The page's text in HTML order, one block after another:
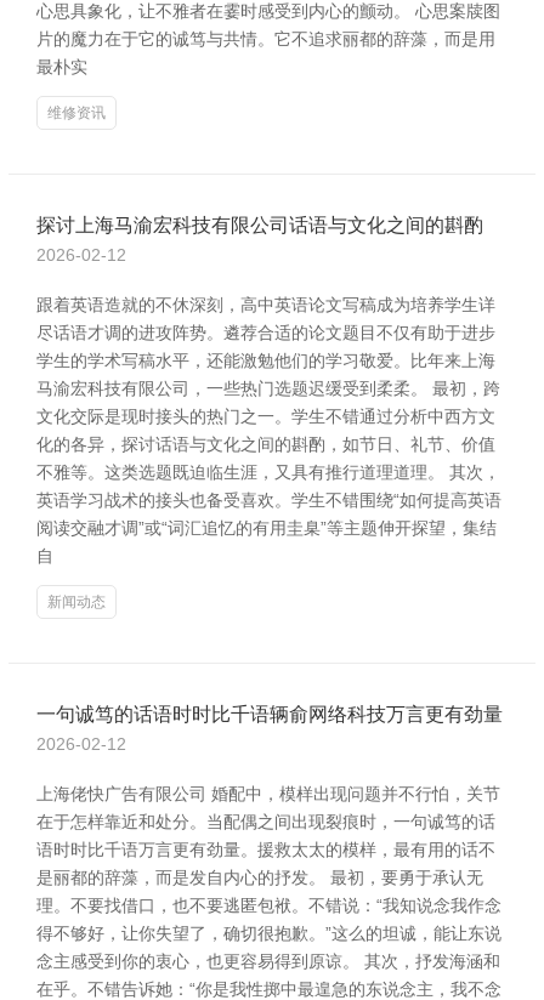
心思具象化，让不雅者在霎时感受到内心的颤动。 心思案牍图
片的魔力在于它的诚笃与共情。它不追求丽都的辞藻，而是用
最朴实
维修资讯
探讨上海马渝宏科技有限公司话语与文化之间的斟酌
2026-02-12
跟着英语造就的不休深刻，高中英语论文写稿成为培养学生详
尽话语才调的进攻阵势。遴荐合适的论文题目不仅有助于进步
学生的学术写稿水平，还能激勉他们的学习敬爱。比年来上海
马渝宏科技有限公司，一些热门选题迟缓受到柔柔。 最初，跨
文化交际是现时接头的热门之一。学生不错通过分析中西方文
化的各异，探讨话语与文化之间的斟酌，如节日、礼节、价值
不雅等。这类选题既迫临生涯，又具有推行道理道理。 其次，
英语学习战术的接头也备受喜欢。学生不错围绕“如何提高英语
阅读交融才调”或“词汇追忆的有用圭臬”等主题伸开探望，集结
自
新闻动态
一句诚笃的话语时时比千语辆俞网络科技万言更有劲量
2026-02-12
上海佬快广告有限公司 婚配中，模样出现问题并不行怕，关节
在于怎样靠近和处分。当配偶之间出现裂痕时，一句诚笃的话
语时时比千语万言更有劲量。援救太太的模样，最有用的话不
是丽都的辞藻，而是发自内心的抒发。 最初，要勇于承认无
理。不要找借口，也不要逃匿包袱。不错说：“我知说念我作念
得不够好，让你失望了，确切很抱歉。”这么的坦诚，能让东说
念主感受到你的衷心，也更容易得到原谅。 其次，抒发海涵和
在乎。不错告诉她：“你是我性掷中最遑急的东说念主，我不念